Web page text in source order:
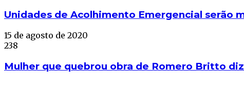
Unidades de Acolhimento Emergencial serão
15 de agosto de 2020
238
Mulher que quebrou obra de Romero Britto